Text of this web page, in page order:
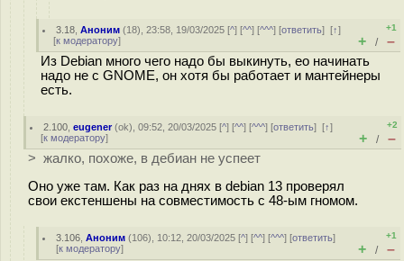
3.18 ,Аноним (18), 23:58, 19/03/2025 [^] [^^] [^^^] [ответить][↑]
[к модератору]
+1
+ / –
Из Debian много чего надо бы выкинуть, ео начинать
надо не с GNOME, он хотя бы работает и мантейнеры
есть.
2.100 ,eugener(ok), 09:52, 20/03/2025 [^] [^^] [^^^] [ответить][↑]
[к модератору]
+2
+ / –
> жалко, похоже, в дебиан не успеет
Оно уже там. Как раз на днях в debian 13 проверял
свои екстеншены на совместимость с 48-ым гномом.
3.106 ,Аноним (106), 10:12, 20/03/2025 [^] [^^] [^^^] [ответить]
[к модератору]
+1
+ / –